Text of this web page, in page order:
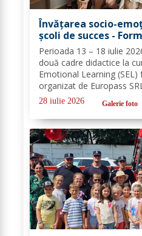
Învățarea socio-
școli de succes -
două cadre didactice
Gimnazială „Spiru
Perioada 13 – 18 iulie
două cadre didactice la
Emotional Learning (SEL)
organizat de Europass
prin programul de
educație școlară număr
28 iulie 2026 Galerie foto